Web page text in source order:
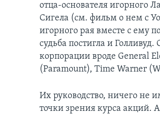
отца-основателя игорного
Сигела (см. фильм о нем с
игорного рая вместе с ему
судьба постигла и
корпорации вроде General
(Paramount), Time Warner
Их руководство, ничего не
точки зрения курса акций.